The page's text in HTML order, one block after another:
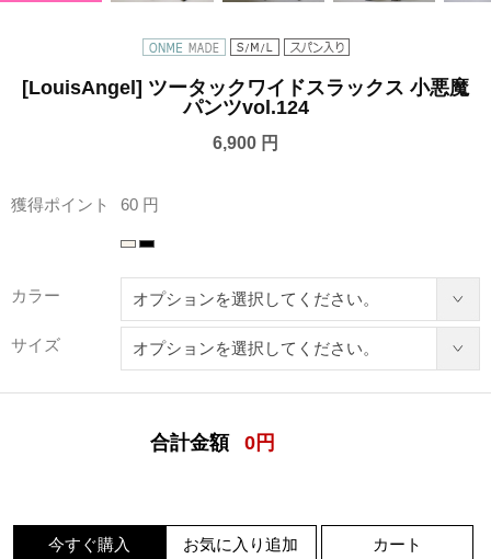
[LouisAngel] ツータックワイドスラックス 小悪魔
パンツvol.124
6,900 円
獲得ポイント 60 円
カラー
サイズ
合計金額 0 円
今すぐ購入 お気に入り追加 カート